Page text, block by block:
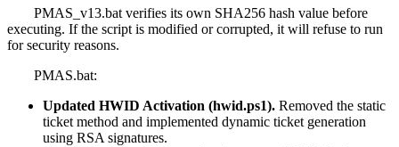
PMAS_v13.bat verifies its own SHA256 hash value before
executing. If the script is modified or corrupted, it will refuse to run
for security reasons.
PMAS.bat:
Updated HWID Activation (hwid.ps1). Removed the static
ticket method and implemented dynamic ticket generation
using RSA signatures.